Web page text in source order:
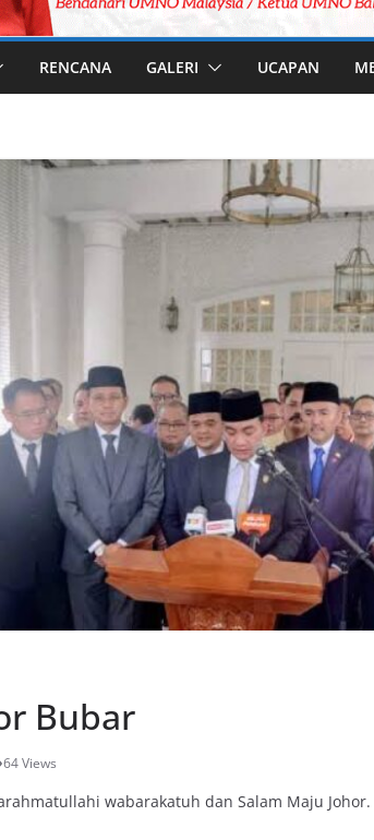
RENCANA GALERI UCAPAN
Bubar
64 Views
wabarakatuh dan Salam Maju Johor.